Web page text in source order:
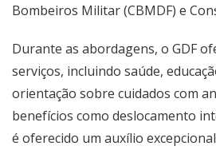
Bombeiros Militar (CBMDF) e
Durante as abordagens, o GDF
serviços, incluindo saúde,
orientação sobre cuidados com
benefícios como deslocamento
é oferecido um auxílio